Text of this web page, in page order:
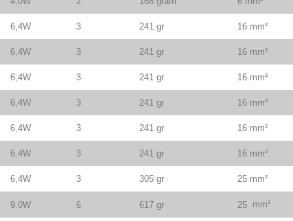
6,4W 3 241 gr 16 mm²
6,4W 3 241 gr 16 mm²
6,4W 3 241 gr 16 mm²
6,4W 3 241 gr 16 mm²
6,4W 3 241 gr 16 mm²
6,4W 3 241 gr 16 mm²
6,4W 3 305 gr 25 mm²
9,0W 6 617 gr 25 mm²